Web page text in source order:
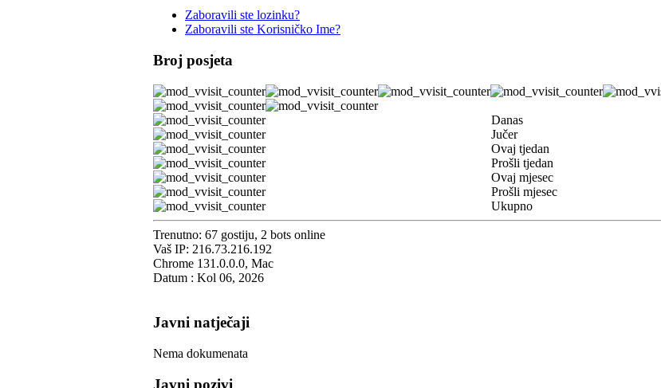
Zaboravili ste lozinku?
Zaboravili ste Korisničko Ime?
Broj posjeta
Danas
Jučer
Ovaj tjedan
Prošli tjedan
Ovaj mjesec
Prošli mjesec
Ukupno
Trenutno: 67 gostiju, 2 bots online
Vaš IP: 216.73.216.192
Chrome 131.0.0.0, Mac
Datum : Kol 06, 2026
Javni natječaji
Nema dokumenata
Javni pozivi